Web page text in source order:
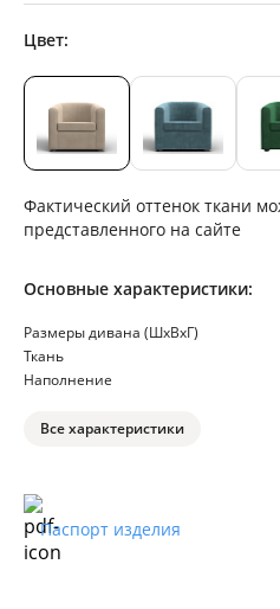
Цвет:
Фактический оттенок ткани
представленного на сайте
Основные характеристики:
Размеры дивана (ШхВхГ)
Ткань
Наполнение
Все характеристики
Паспорт изделия